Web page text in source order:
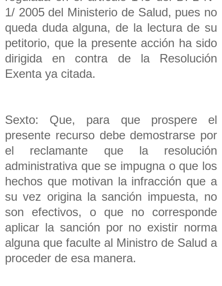
1/ 2005 del Ministerio de Salud, pues no
queda duda alguna, de la lectura de su
petitorio, que la presente acción ha sido
dirigida en contra de la Resolución
Exenta ya citada.
Sexto: Que, para que prospere el
presente recurso debe demostrarse por
el reclamante que la resolución
administrativa que se impugna o que los
hechos que motivan la infracción que a
su vez origina la sanción impuesta, no
son efectivos, o que no corresponde
aplicar la sanción por no existir norma
alguna que faculte al Ministro de Salud a
proceder de esa manera.